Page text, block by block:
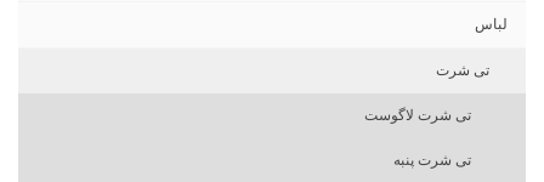
لباس
تی شرت
تی شرت لاگوست
تی شرت پنبه